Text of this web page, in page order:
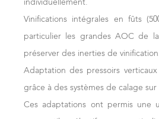
Vinifications intégrales en fûts
particulier les grandes AOC de
préserver des inerties de
Adaptation des pressoirs
grâce à des systèmes de calage sur
Ces adaptations ont permis une
En blanc
Le pressurage a été
sélectionner les cœurs de cuvée,
un débourbage sélectif, les lies
recueillies pour nourrir les vins
L'élevage sur lies fines a permis
jeunesse, tout en promettant
garde, notamment pour les
amateurs devraient apprécier la
immédiat et cette capacité à
du temps.
L’autre caractéristique de ce
des terroirs à se révéler et
Frédéric DROUHIN
30 août 2016